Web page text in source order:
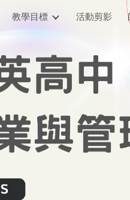
Skip to navigation
教學目標 活動剪影